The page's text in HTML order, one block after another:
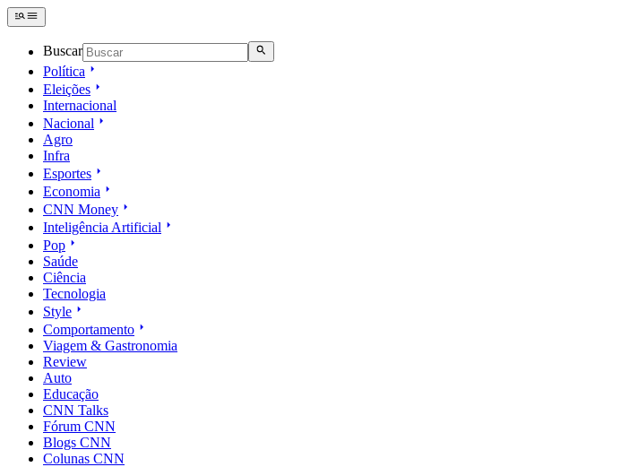
Buscar
Política
Eleições
Internacional
Nacional
Agro
Infra
Esportes
Economia
CNN Money
Inteligência Artificial
Pop
Saúde
Ciência
Tecnologia
Style
Comportamento
Viagem & Gastronomia
Review
Auto
Educação
CNN Talks
Fórum CNN
Blogs CNN
Colunas CNN